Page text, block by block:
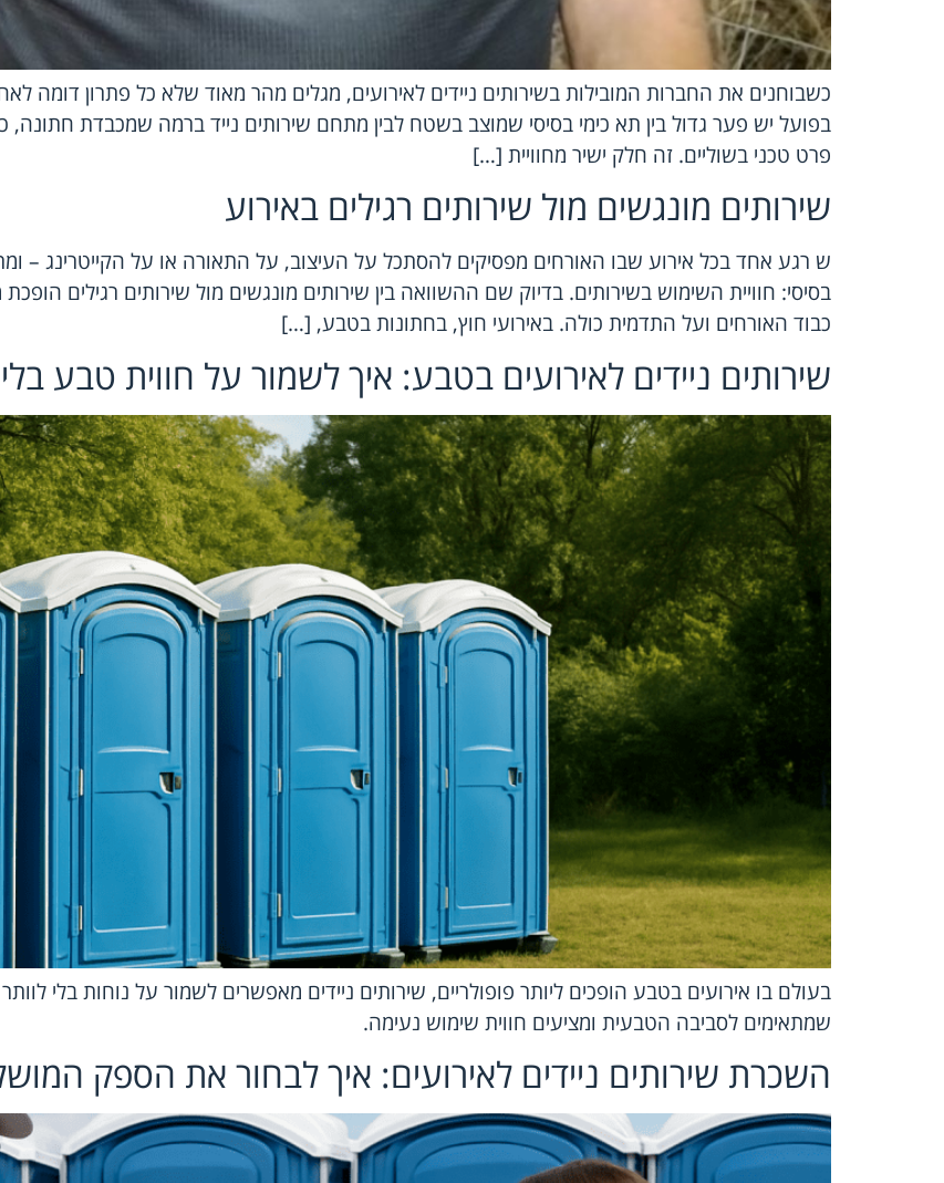
כשבוחנים את החברות המובילות בשירותים ניידים לאירועים, מגלים מהר מאוד שלא כל פתרון דומה
בפועל יש פער גדול בין תא כימי בסיסי שמוצב בשטח לבין מתחם שירותים נייד ברמה שמכבדת חתונה,
פרט טכני בשוליים. זה חלק ישיר מחוויית […]
שירותים מונגשים מול שירותים רגילים באירוע
ש רגע אחד בכל אירוע שבו האורחים מפסיקים להסתכל על העיצוב, על התאורה או על הקייטרינג –
בסיסי: חוויית השימוש בשירותים. בדיוק שם ההשוואה בין שירותים מונגשים מול שירותים רגילים
כבוד האורחים ועל התדמית כולה. באירועי חוץ, בחתונות בטבע, […]
שירותים ניידים לאירועים בטבע: איך לשמור על חווית טבע
בעולם בו אירועים בטבע הופכים ליותר פופולריים, שירותים ניידים מאפשרים לשמור על נוחות בלי
שמתאימים לסביבה הטבעית ומציעים חווית שימוש נעימה.
השכרת שירותים ניידים לאירועים: איך לבחור את הספק